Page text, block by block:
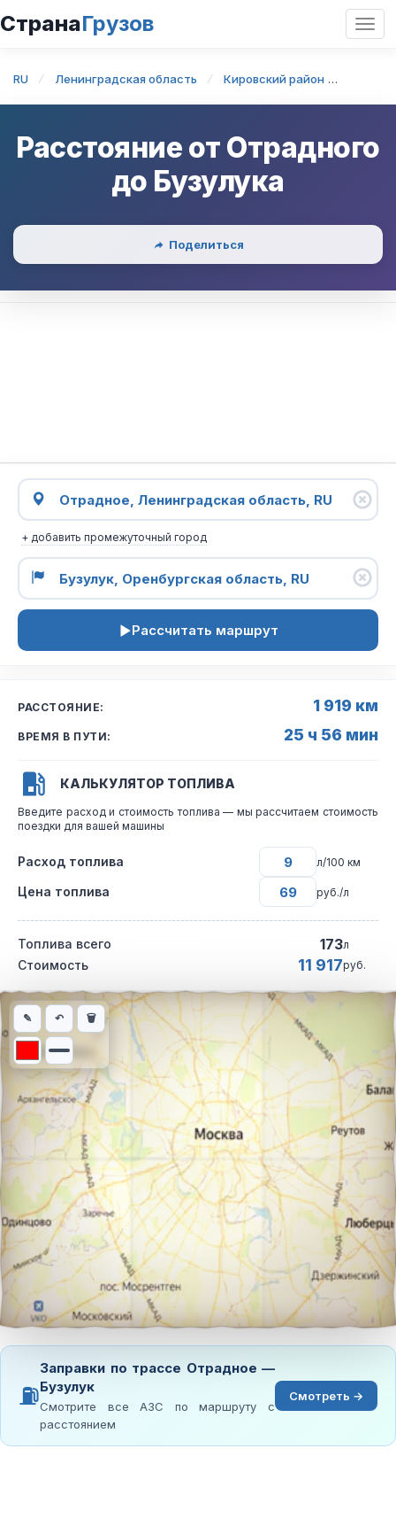
СтранаГрузов
RU Ленинградская область Кировский район
Расстояние от Отрадного
до Бузулука
Поделиться
+ добавить промежуточный город
Рассчитать маршрут
РАССТОЯНИЕ: 1 919 км
ВРЕМЯ В ПУТИ: 25 ч 56 мин
КАЛЬКУЛЯТОР ТОПЛИВА
Введите расход и стоимость топлива — мы рассчитаем стоимость
поездки для вашей машины
Расход топлива л/100 км
Цена топлива руб./л
Топлива всего 173л
Стоимость 11 917руб.
Интерактивная карта автомобильного маршрута из города
✎ ↶ 🗑
⛽
Заправки по трассе Отрадное —
Бузулук
Смотрите все АЗС по маршруту с
расстоянием
Смотреть →